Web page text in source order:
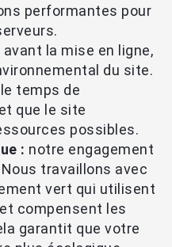
performantes pour
avant la mise en ligne,
du site.
temps de
que le site
possibles.
: notre engagement
travaillons avec
vert qui utilisent
compensent les
garantit que votre